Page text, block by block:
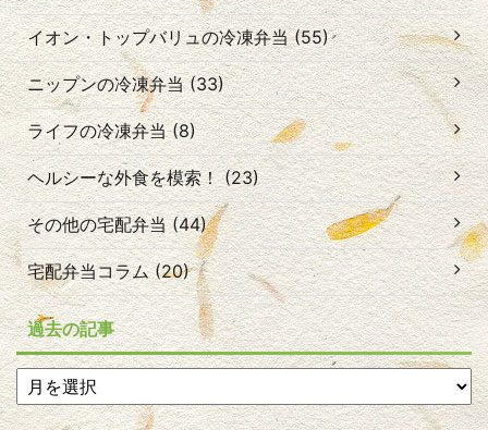
イオン・トップバリュの冷凍弁当 (55)
ニップンの冷凍弁当 (33)
ライフの冷凍弁当 (8)
ヘルシーな外食を模索！ (23)
その他の宅配弁当 (44)
宅配弁当コラム (20)
過去の記事